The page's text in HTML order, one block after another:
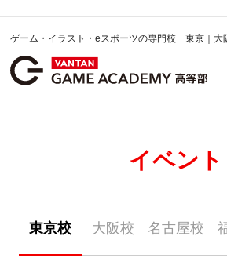
ゲーム・イラスト・eスポーツの専門校 東京｜大
イベント
東京校 大阪校 名古屋校